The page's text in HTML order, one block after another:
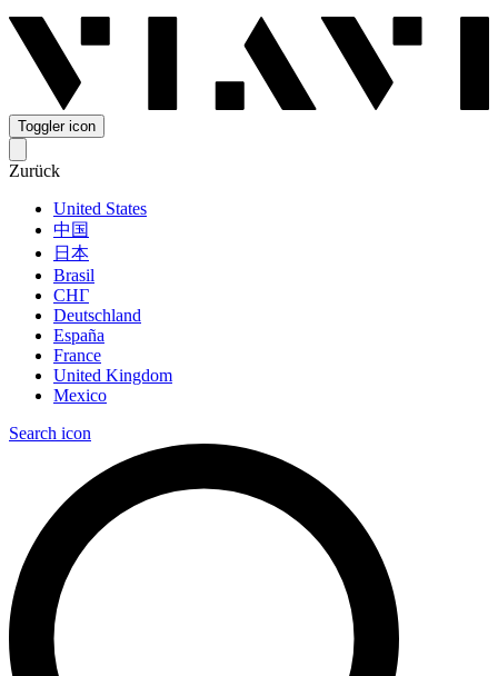
Toggler icon
Zurück
United States
中国
日本
Brasil
СНГ
Deutschland
España
France
United Kingdom
Mexico
Search icon